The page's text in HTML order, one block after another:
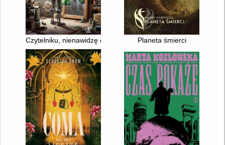
Czytelniku, nienawidzę cię! Planeta śmierci